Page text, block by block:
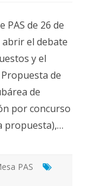
PAS de 26 de
abrir el debate
y el
de
de
por concurso
propuesta),…
PAS